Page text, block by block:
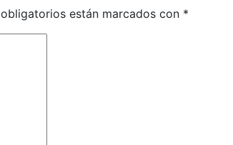
están marcados con *